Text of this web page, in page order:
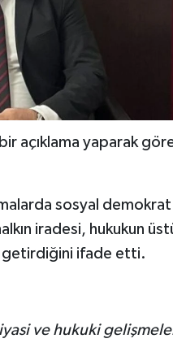
bir açıklama yaparak
sosyal
iradesi, hukukun
getirdiğini ifade etti.
ve hukuki